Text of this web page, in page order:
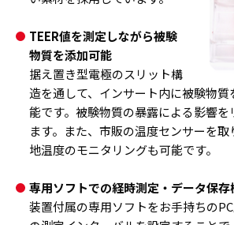
TEER値を測定しながら被験
物質を添加可能
据え置き型電極のスリット構
造を通して、インサート内に被験物
能です。被験物質の暴露による影響
ます。また、市販の温度センサーを
地温度のモニタリングも可能です。
専用ソフトでの経時測定・データ保存
装置付属の専用ソフトをお手持ちの